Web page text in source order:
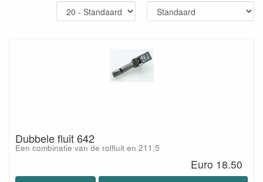
Dubbele fluit 642
Een combinatie van de rolfluit en 211,5
Euro 18.50